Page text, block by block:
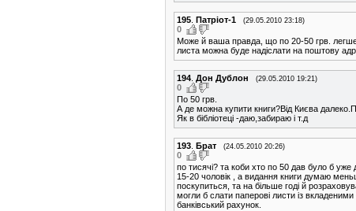
195 Патріот-1 (29.05.2010 23:18)
0
Може й ваша правда, що по 20-50 грв. легше
листа можна буде надіслати на поштову
194 Дон Дублон (29.05.2010 19:21)
0
По 50 грв.
А де можна купити книги?Від Києва
Як в бібліотеці -даю,забираю і т.д
193 Брат (24.05.2010 20:26)
0
по тисячі? та коби хто по 50 дав було б
15-20 чоловік , а видання книги думаю
поскупиться, та на більше годі й
могли б слати паперові листи із
банківський рахунок.